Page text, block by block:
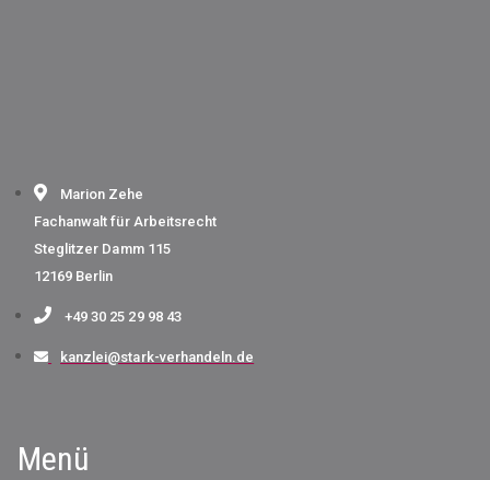
Marion Zehe
Fachanwalt für Arbeitsrecht
Steglitzer Damm 115
12169 Berlin
+49 30 25 29 98 43
kanzlei@stark-verhandeln.de
Menü